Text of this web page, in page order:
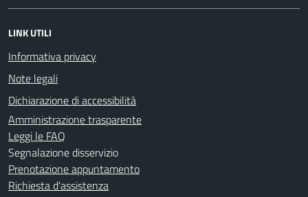
LINK UTILI
Informativa privacy
Note legali
Dichiarazione di accessibilità
Amministrazione trasparente
Leggi le FAQ
Segnalazione disservizio
Prenotazione appuntamento
Richiesta d'assistenza